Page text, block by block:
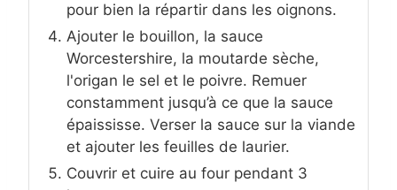
pour bien la répartir dans les oignons.
Ajouter le bouillon, la sauce
Worcestershire, la moutarde sèche,
l'origan le sel et le poivre. Remuer
constamment jusqu’à ce que la sauce
épaississe. Verser la sauce sur la viande
et ajouter les feuilles de laurier.
Couvrir et cuire au four pendant 3